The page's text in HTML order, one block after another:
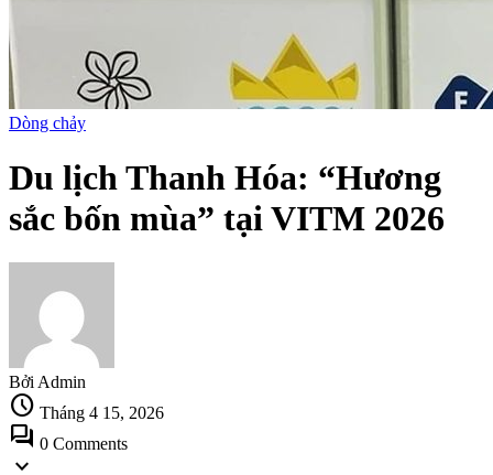
Dòng chảy
Du lịch Thanh Hóa: “Hương
sắc bốn mùa” tại VITM 2026
Bởi Admin
schedule Tháng 4 15, 2026
forum 0 Comments
expand_more